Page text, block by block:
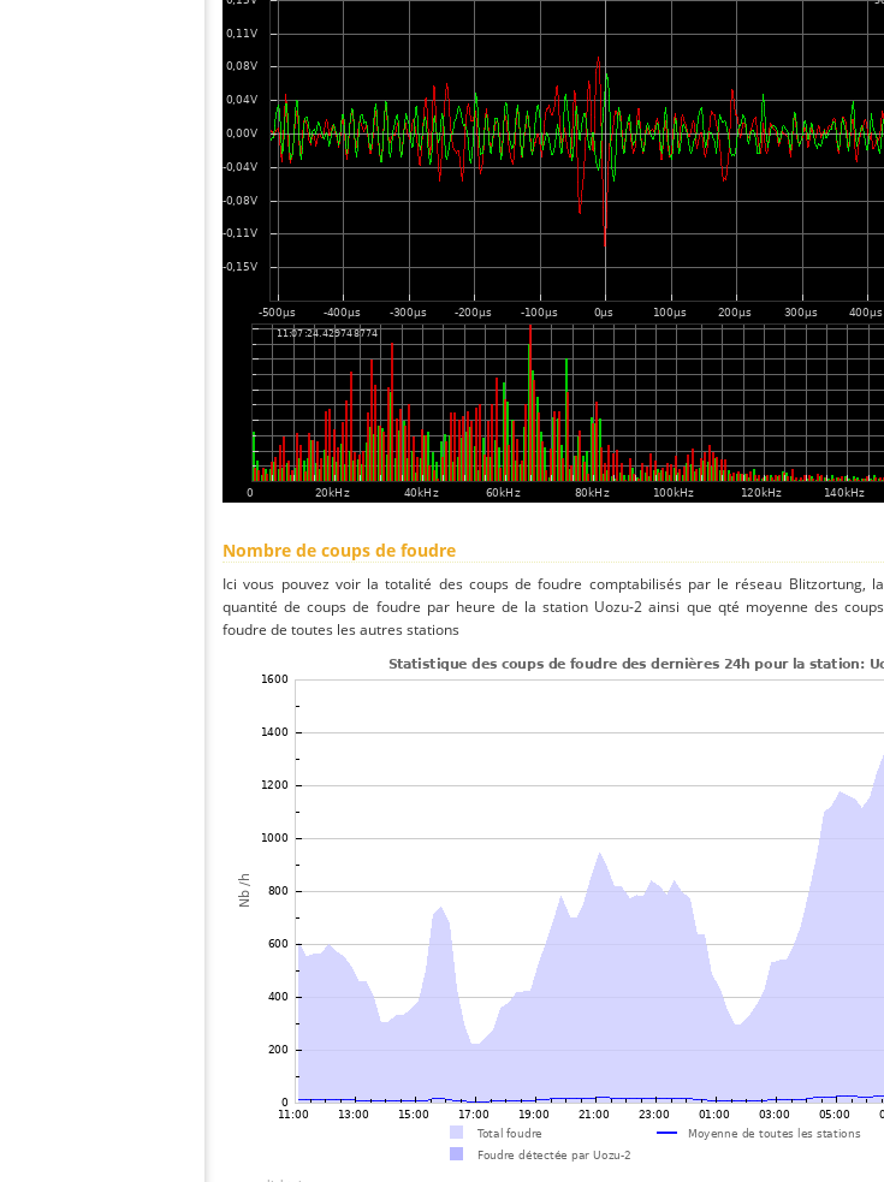
Nombre de coups de foudre
Ici vous pouvez voir la totalité des coups de foudre comptabilisés par le réseau Blitzortung, la
quantité de coups de foudre par heure de la station Uozu-2 ainsi que qté moyenne des coups
foudre de toutes les autres stations